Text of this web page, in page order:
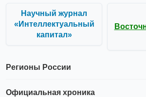
Научный журнал
«Интеллектуальный
капитал»
Регионы России
Официальная хроника